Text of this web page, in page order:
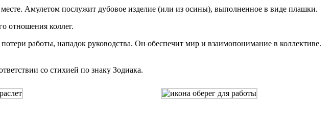
Амулетом послужит дубовое изделие (или из осины), выполненное в виде плашки.
отношения коллег.
работы, нападок руководства. Он обеспечит мир и взаимопонимание в коллективе.
со стихией по знаку Зодиака.